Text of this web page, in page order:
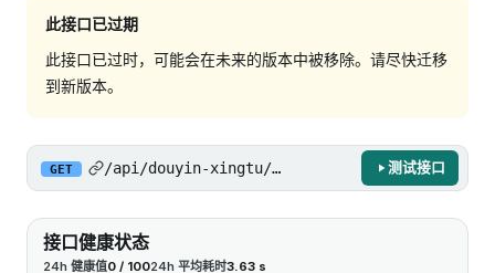
此接口已过期
此接口已过时，可能会在未来的版本中被移除。请尽快迁移
到新版本。
GET /api/douyin-xingtu/search-kol-simple/v1
测试接口
接口健康状态
24h 健康值0 / 10024h 平均耗时3.63 s